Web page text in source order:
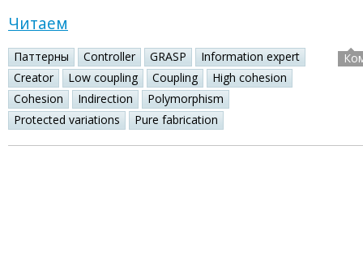
Читаем
Паттерны Controller GRASP
Information expert
Creator
Low coupling Coupling
High cohesion
Cohesion
Indirection
Polymorphism
Protected variations
Pure fabrication